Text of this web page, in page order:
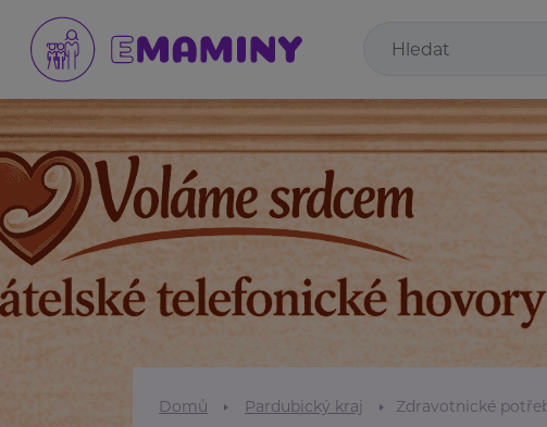
Domů Pardubický kraj Zdravotnické